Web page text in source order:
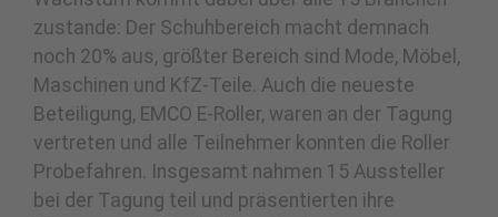
zustande: Der Schuhbereich macht demnach
noch 20% aus, größter Bereich sind Mode, Möbel,
Maschinen und KfZ-Teile. Auch die neueste
Beteiligung, EMCO E-Roller, waren an der Tagung
vertreten und alle Teilnehmer konnten die Roller
Probefahren. Insgesamt nahmen 15 Aussteller
bei der Tagung teil und präsentierten ihre